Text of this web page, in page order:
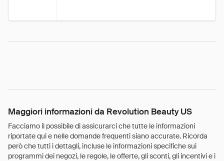
Maggiori informazioni da Revolution Beauty US
Facciamo il possibile di assicurarci che tutte le informazioni
riportate qui e nelle domande frequenti siano accurate. Ricorda
però che tutti i dettagli, incluse le informazioni specifiche sui
programmi dei negozi, le regole, le offerte, gli sconti, gli incentivi e i